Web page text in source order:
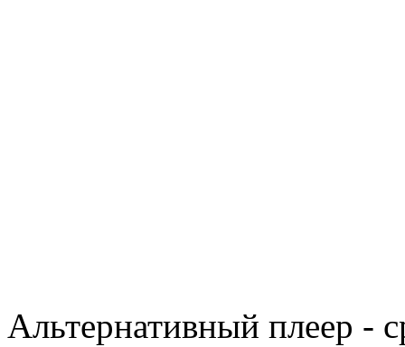
Альтернативный плеер -